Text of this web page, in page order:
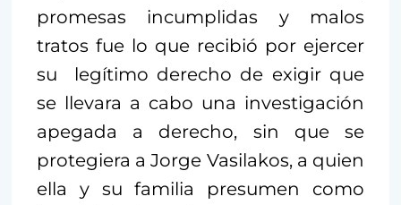
promesas incumplidas y malos
tratos fue lo que recibió por ejercer
su legítimo derecho de exigir que
se llevara a cabo una investigación
apegada a derecho, sin que se
protegiera a Jorge Vasilakos, a quien
ella y su familia presumen como